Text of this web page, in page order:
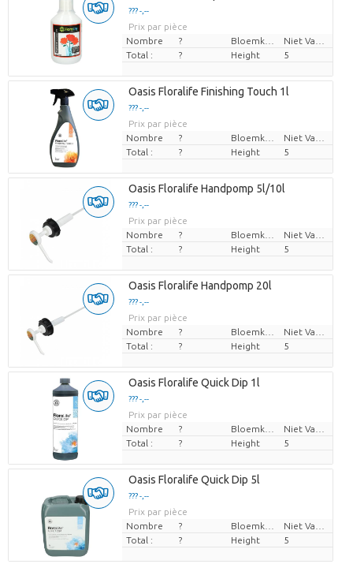
??? -,--
Prix par pièce
Nombre
?
Total :
? Height 5
Oasis Floralife Finishing Touch 1l
??? -,--
Prix par pièce
Nombre
?
Total :
? Height 5
Oasis Floralife Handpomp 5l/10l
??? -,--
Prix par pièce
Nombre
?
Total :
? Height 5
Oasis Floralife Handpomp 20l
??? -,--
Prix par pièce
Nombre
?
Total :
? Height 5
Oasis Floralife Quick Dip 1l
??? -,--
Prix par pièce
Nombre
?
Total :
? Height 5
Oasis Floralife Quick Dip 5l
??? -,--
Prix par pièce
Nombre
?
Total :
? Height 5